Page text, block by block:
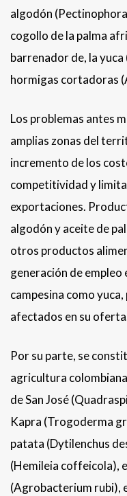
algodón
cogollo de la palma
barrenador de, la
hormigas cortadoras
Los problemas antes
amplias zonas del
incremento de los
competitividad y
exportaciones.
algodón y aceite de
otros productos
generación de empleo
campesina como
afectados en su
Por su parte, se
agricultura
de San José
Kapra (Trogoderma
patata (Dytilenchus
(Hemileia coffeicola),
(Agrobacterium rubi),